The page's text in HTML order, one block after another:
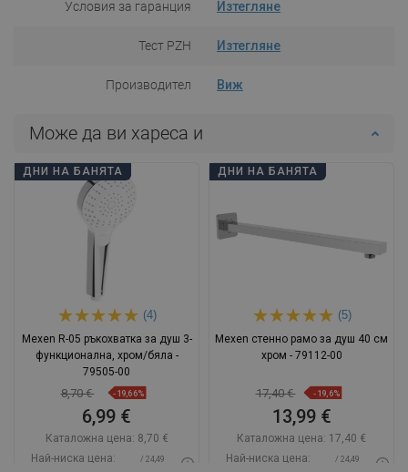
Условия за гаранция Изтегляне
Тест PZH Изтегляне
Производител Виж
Може да ви хареса и
ДНИ НА БАНЯТА
(4)
Mexen R-05 ръкохватка за душ 3-
функционална, хром/бяла -
79505-00
8,70 € -19,66%
6,99 €
Каталожна цена: 8,70 €
Най-ниска цена:
/ 24,49
ДНИ НА БАНЯТА
(5)
Mexen стенно рамо за душ 40 см
хром - 79112-00
17,40 € -19,6%
13,99 €
Каталожна цена: 17,40 €
Най-ниска цена:
/ 24,49